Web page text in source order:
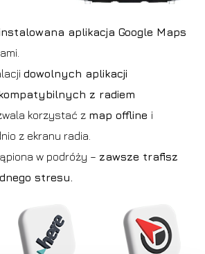
aplikacja Google Maps
dowolnych aplikacji
z radiem
korzystać z map offline i
z ekranu radia.
w podróży – zawsze trafisz
stresu.